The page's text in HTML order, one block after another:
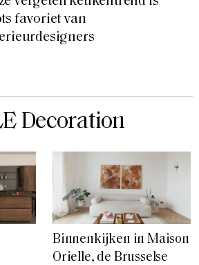
favoriet van
Decoration
Binnenkijken in Maison
Orielle, de Brusselse